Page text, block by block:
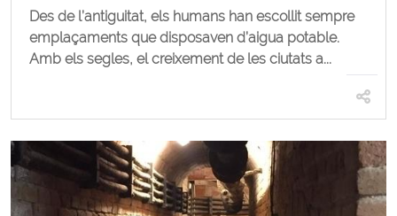
Des de l’antiguitat, els humans han escollit sempre
emplaçaments que disposaven d’aigua potable.
Amb els segles, el creixement de les ciutats a...